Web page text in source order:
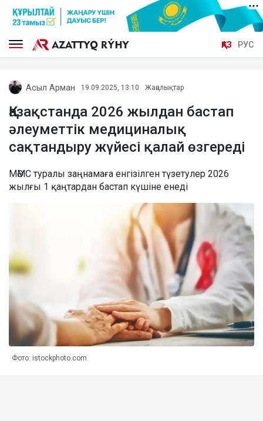
ҚАЗ РУС
Асыл Арман 19.09.2025, 13:10 Жаңалықтар
Қазақстанда 2026 жылдан бастап
әлеуметтік медициналық
сақтандыру жүйесі қалай өзгереді
МӘМС туралы заңнамаға енгізілген түзетулер 2026
жылғы 1 қаңтардан бастап күшіне енеді
Фото: istockphoto.com